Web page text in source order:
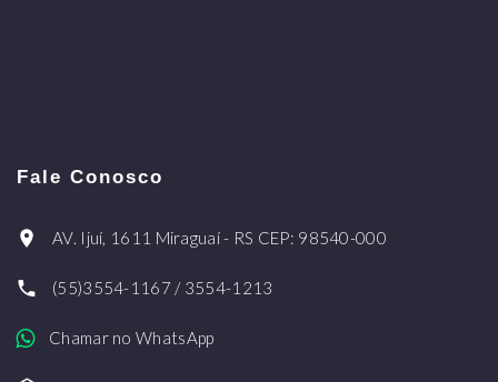
Fale Conosco
AV. Ijuí, 1611 Miraguaí - RS CEP: 98540-000
(55)3554-1167 / 3554-1213
Chamar no WhatsApp